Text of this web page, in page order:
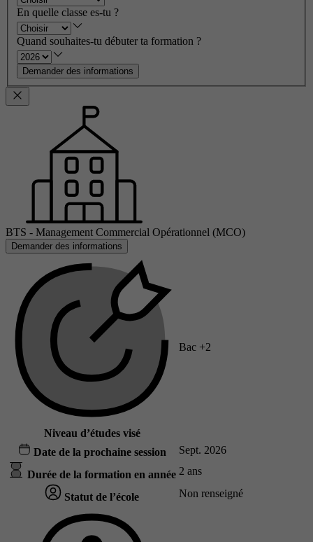
En quelle classe es-tu ?
Quand souhaites-tu débuter ta formation ?
Demander des informations
BTS - Management Commercial Opérationnel (MCO)
Demander des informations
Niveau d’études visé
Bac +2
Date de la prochaine session Sept. 2026
Durée de la formation en année 2 ans
Statut de l’école Non renseigné